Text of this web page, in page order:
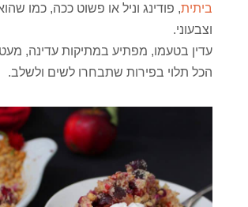
ביתית, פודינג וניל או פשוט ככה, כמו
וצבעוני.
עדין בטעמו, מפתיע במתיקות עדינה,
הכל תלוי בפירות שתבחרו לשים ולשלב.